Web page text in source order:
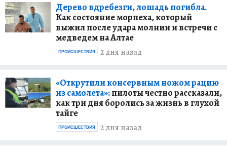
Дерево вдребезги, лошадь погибла.
Как состояние морпеха, который
выжил после удара молнии и встречи с
медведем на Алтае
2 дня назад
ПРОИСШЕСТВИЯ
«Открутили консервным ножом рацию
из самолета»:пилоты честно рассказали,
как три дня боролись за жизнь в глухой
тайге
2 дня назад
ПРОИСШЕСТВИЯ